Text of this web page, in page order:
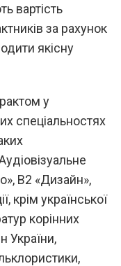
вартість
за рахунок
якісну
у
спеціальностях
B2 «Дизайн»,
крім української
корінних
України,